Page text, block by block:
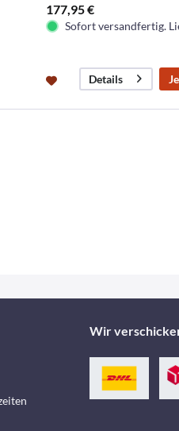
177,95 €
Sofort versandfertig.
Details
Wir